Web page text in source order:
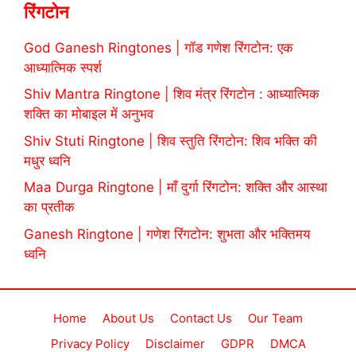
रिंगटोन
God Ganesh Ringtones | गॉड गणेश रिंगटोन: एक
आध्यात्मिक स्पर्श
Shiv Mantra Ringtone | शिव मंत्र रिंगटोन : आध्यात्मिक
शक्ति का मोबाइल में अनुभव
Shiv Stuti Ringtone | शिव स्तुति रिंगटोन: शिव भक्ति की
मधुर ध्वनि
Maa Durga Ringtone | माँ दुर्गा रिंगटोन: शक्ति और आस्था
का प्रतीक
Ganesh Ringtone | गणेश रिंगटोन: शुभता और भक्तिमय
ध्वनि
Home About Us Contact Us
Our Team
Privacy Policy
Disclaimer GDPR DMCA